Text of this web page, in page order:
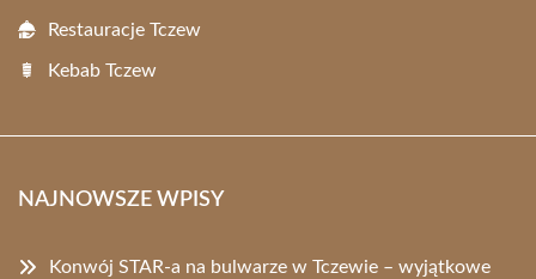
Restauracje Tczew
Kebab Tczew
NAJNOWSZE WPISY
Konwój STAR-a na bulwarze w Tczewie – wyjątkowe